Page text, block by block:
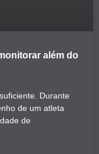
além do
Durante
de um atleta
de